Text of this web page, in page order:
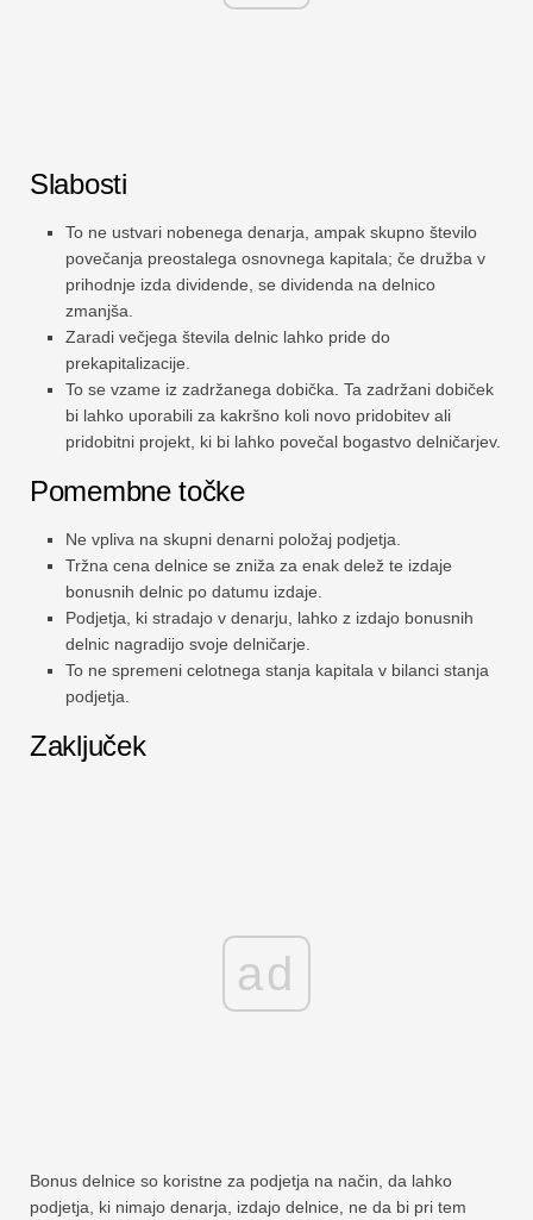
Slabosti
To ne ustvari nobenega denarja, ampak skupno število
povečanja preostalega osnovnega kapitala; če družba v
prihodnje izda dividende, se dividenda na delnico
zmanjša.
Zaradi večjega števila delnic lahko pride do
prekapitalizacije.
To se vzame iz zadržanega dobička. Ta zadržani dobiček
bi lahko uporabili za kakršno koli novo pridobitev ali
pridobitni projekt, ki bi lahko povečal bogastvo delničarjev.
Pomembne točke
Ne vpliva na skupni denarni položaj podjetja.
Tržna cena delnice se zniža za enak delež te izdaje
bonusnih delnic po datumu izdaje.
Podjetja, ki stradajo v denarju, lahko z izdajo bonusnih
delnic nagradijo svoje delničarje.
To ne spremeni celotnega stanja kapitala v bilanci stanja
podjetja.
Zaključek
ad
Bonus delnice so koristne za podjetja na način, da lahko
podjetja, ki nimajo denarja, izdajo delnice, ne da bi pri tem